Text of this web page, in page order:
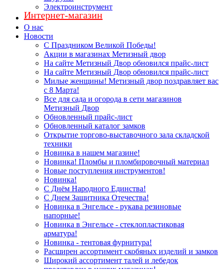
Электроинструмент
Интернет-магазин
О нас
Новости
С Праздником Великой Победы!
Акции в магазинах Метизный двор
На сайте Метизный Двор обновился прайс-лист
На сайте Метизный Двор обновился прайс-лист
Милые женщины! Метизный двор поздравляет вас
с 8 Марта!
Все для сада и огорода в сети магазинов
Метизный Двор
Обновленный прайс-лист
Обновленный каталог замков
Открытие торгово-выставочного зала складской
техники
Новинка в нашем магазине!
Новинка! Пломбы и пломбировочный материал
Новые поступления инструментов!
Новинка!
С Днём Народного Единства!
С Днем Защитника Отечества!
Новинка в Энгельсе - рукава резиновые
напорные!
Новинка в Энгельсе - стеклопластиковая
арматура!
Новинка - тентовая фурнитура!
Расширен ассортимент скобяных изделий и замков
Широкий ассортимент талей и лебедок